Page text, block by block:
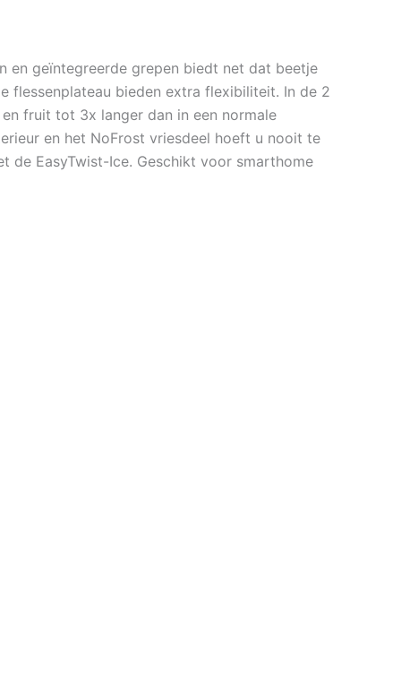
en geïntegreerde grepen biedt net dat beetje
flessenplateau bieden extra flexibiliteit. In de 2
fruit tot 3x langer dan in een normale
en het NoFrost vriesdeel hoeft u nooit te
de EasyTwist-Ice. Geschikt voor smarthome